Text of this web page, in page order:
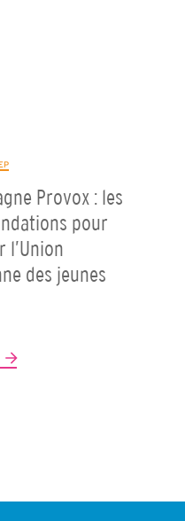
Provox : les
pour
l’Union
des jeunes